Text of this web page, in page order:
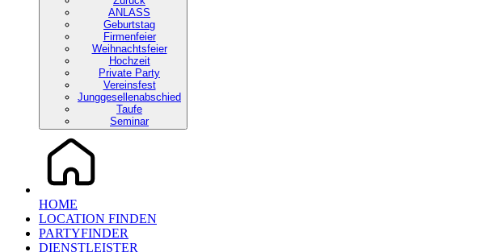
ANLASS
Geburtstag
Firmenfeier
Weihnachtsfeier
Hochzeit
Private Party
Vereinsfest
Junggesellenabschied
Taufe
Seminar
HOME
LOCATION FINDEN
PARTYFINDER
DIENSTLEISTER